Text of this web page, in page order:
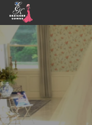
Skip
to
content